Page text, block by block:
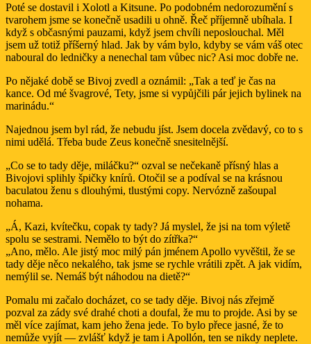
Poté se dostavil i Xolotl a Kitsune. Po podobném nedorozumění s
tvarohem jsme se konečně usadili u ohně. Řeč příjemně ubíhala. I
když s občasnými pauzami, když jsem chvíli neposlouchal. Měl
jsem už totiž příšerný hlad. Jak by vám bylo, kdyby se vám váš otec
naboural do ledničky a nenechal tam vůbec nic? Asi moc dobře ne.
Po nějaké době se Bivoj zvedl a oznámil: „Tak a teď je čas na
kance. Od mé švagrové, Tety, jsme si vypůjčili pár jejich bylinek na
marinádu.“
Najednou jsem byl rád, že nebudu jíst. Jsem docela zvědavý, co to s
nimi udělá. Třeba bude Zeus konečně snesitelnější.
„Co se to tady děje, miláčku?“ ozval se nečekaně přísný hlas a
Bivojovi splihly špičky knírů. Otočil se a podíval se na krásnou
baculatou ženu s dlouhými, tlustými copy. Nervózně zašoupal
nohama.
„Á, Kazi, kvítečku, copak ty tady? Já myslel, že jsi na tom výletě
spolu se sestrami. Nemělo to být do zítřka?“
„Ano, mělo. Ale jistý moc milý pán jménem Apollo vyvěštil, že se
tady děje něco nekalého, tak jsme se rychle vrátili zpět. A jak vidím,
nemýlil se. Nemáš být náhodou na dietě?“
Pomalu mi začalo docházet, co se tady děje. Bivoj nás zřejmě
pozval za zády své drahé choti a doufal, že mu to projde. Asi by se
měl více zajímat, kam jeho žena jede. To bylo přece jasné, že to
nemůže vyjít — zvlášť když je tam i Apollón, ten se nikdy neplete.